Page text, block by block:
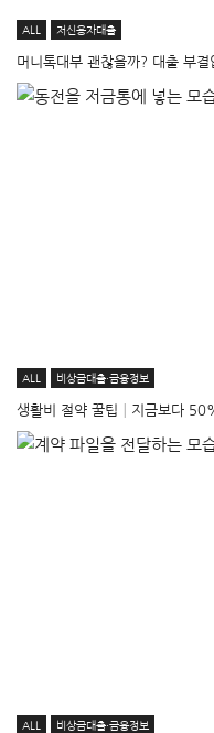
ALL 저신용자대출
머니톡대부 괜찮을까? 대출 부
ALL 비상금대출·금융정보
생활비 절약 꿀팁│지금보다
ALL 비상금대출·금융정보